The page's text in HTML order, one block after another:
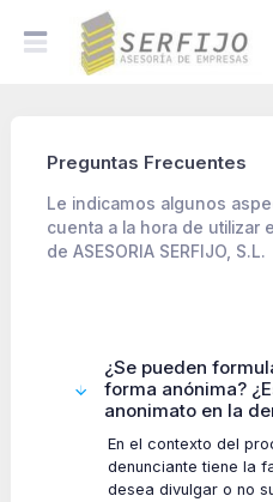
Preguntas Frecuentes
Le indicamos algunos
cuenta a la hora de utilizar
de ASESORIA SERFIJO, S.L.
¿Se pueden
forma anónima?
anonimato en la
En el contexto del
denunciante tiene la
desea divulgar o no